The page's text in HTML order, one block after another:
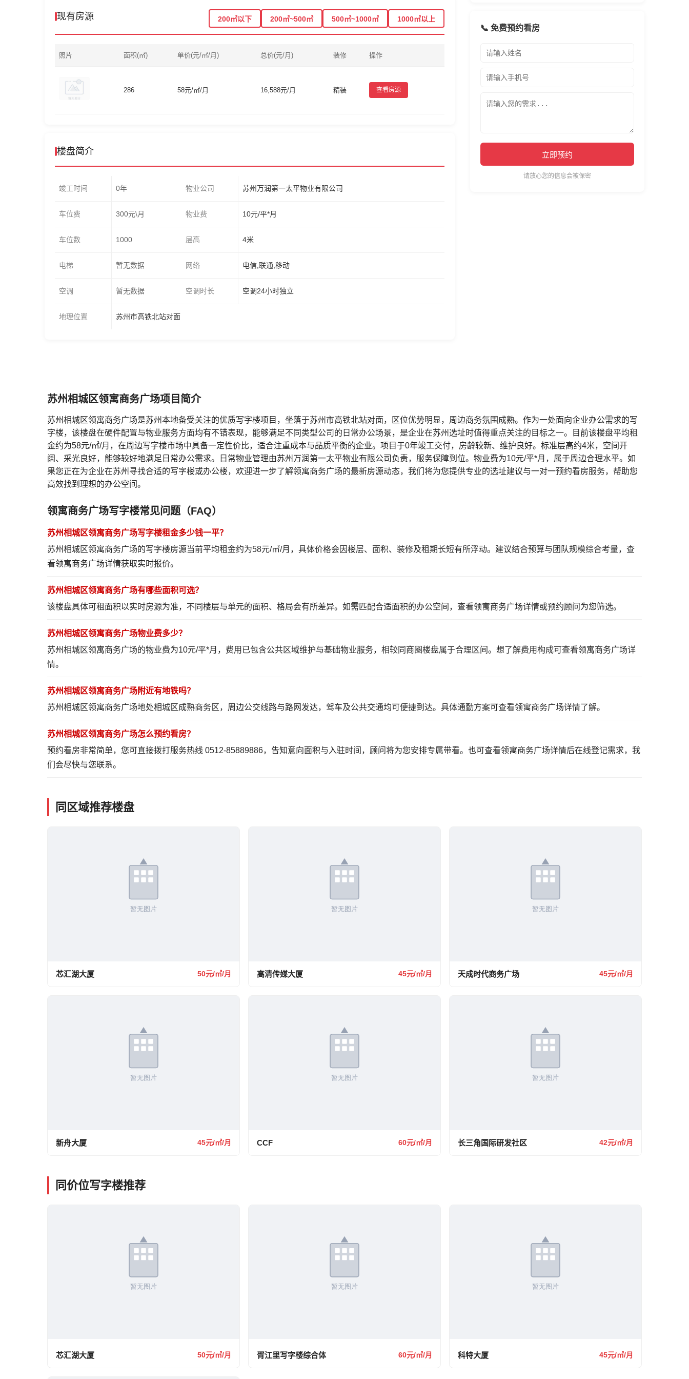
现有房源 200㎡以下 200㎡~500㎡ 500㎡~1000㎡ 1000㎡以上
照片 面积(㎡) 单价(元/㎡/月) 总价(元/月) 装修 操作
286 58元/㎡/月 16,588元/月 精装 查看房源
楼盘简介
竣工时间 0年 物业公司 苏州万润第一太平物业有限公司
车位费 300元\月 物业费 10元/平*月
车位数 1000 层高 4米
电梯 暂无数据 网络 电信,联通,移动
空调 暂无数据 空调时长 空调24小时独立
地理位置 苏州市高铁北站对面
📞 免费预约看房
立即预约
请放心您的信息会被保密
苏州相城区领寓商务广场项目简介
苏州相城区领寓商务广场是苏州本地备受关注的优质写字楼项目，坐落于苏州市高铁北站对面，区位优势明显，周边商务氛围成熟。作为一处面向企业办公需求的写
字楼，该楼盘在硬件配置与物业服务方面均有不错表现，能够满足不同类型公司的日常办公场景，是企业在苏州选址时值得重点关注的目标之一。目前该楼盘平均租
金约为58元/㎡/月，在周边写字楼市场中具备一定性价比，适合注重成本与品质平衡的企业。项目于0年竣工交付，房龄较新、维护良好。标准层高约4米，空间开
阔、采光良好，能够较好地满足日常办公需求。日常物业管理由苏州万润第一太平物业有限公司负责，服务保障到位。物业费为10元/平*月，属于周边合理水平。如
果您正在为企业在苏州寻找合适的写字楼或办公楼，欢迎进一步了解领寓商务广场的最新房源动态，我们将为您提供专业的选址建议与一对一预约看房服务，帮助您
高效找到理想的办公空间。
领寓商务广场写字楼常见问题（FAQ）
苏州相城区领寓商务广场写字楼租金多少钱一平？
苏州相城区领寓商务广场的写字楼房源当前平均租金约为58元/㎡/月，具体价格会因楼层、面积、装修及租期长短有所浮动。建议结合预算与团队规模综合考量， 查
看领寓商务广场详情获取实时报价。
苏州相城区领寓商务广场有哪些面积可选？
该楼盘具体可租面积以实时房源为准，不同楼层与单元的面积、格局会有所差异。如需匹配合适面积的办公空间， 查看领寓商务广场详情或预约顾问为您筛选。
苏州相城区领寓商务广场物业费多少？
苏州相城区领寓商务广场的物业费为10元/平*月，费用已包含公共区域维护与基础物业服务，相较同商圈楼盘属于合理区间。想了解费用构成可查看领寓商务广场详
情。
苏州相城区领寓商务广场附近有地铁吗？
苏州相城区领寓商务广场地处相城区成熟商务区，周边公交线路与路网发达，驾车及公共交通均可便捷到达。具体通勤方案可查看领寓商务广场详情了解。
苏州相城区领寓商务广场怎么预约看房？
预约看房非常简单，您可直接拨打服务热线 0512-85889886，告知意向面积与入驻时间，顾问将为您安排专属带看。也可查看领寓商务广场详情后在线登记需求，我
们会尽快与您联系。
同区域推荐楼盘
芯汇湖大厦 50元/㎡/月 高清传媒大厦 45元/㎡/月 天成时代商务广场 45元/㎡/月
新舟大厦 45元/㎡/月 CCF 60元/㎡/月 长三角国际研发社区 42元/㎡/月
同价位写字楼推荐
芯汇湖大厦 50元/㎡/月 胥江里写字楼综合体 60元/㎡/月 科特大厦 45元/㎡/月